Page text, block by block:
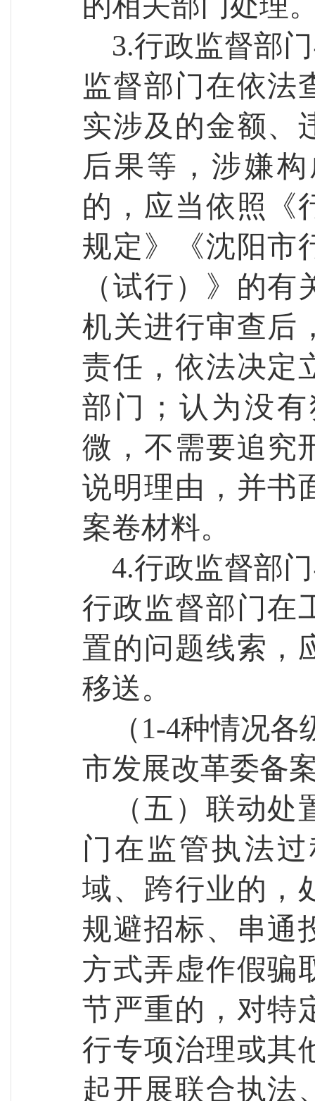
3.行政监督部
监督部门在依法
实涉及的金额、
后果等，涉嫌
的，应当依照《
规定》《沈阳市
（试行）》的
机关进行审查后
责任，依法决定
部门；认为没
微，不需要追究
说明理由，并书
案卷材料。
4.行政监督部
行政监督部门在
置的问题线索，
移送。
（1-4种情况各
市发展改革委备
（五）联动处
门在监管执法
域、跨行业的，
规避招标、串通
方式弄虚作假骗
节严重的，对特
行专项治理或其
起开展联合执法